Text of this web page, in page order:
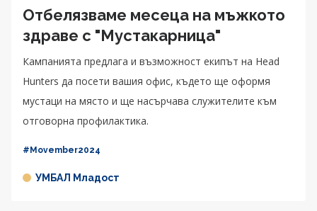
Отбелязваме месецa на мъжкото
здраве с "Мустакарница"
Кампанията предлага и възможност екипът на Head
Hunters да посети вашия офис, където ще оформя
мустаци на място и ще насърчава служителите към
отговорна профилактика.
#Movember2024
УМБАЛ Младост